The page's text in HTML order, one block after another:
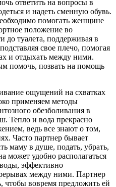
ответить на вопросы в
и надеть сменную обувь.
помогать женщине
положение во
до туалета, поддерживая в
свое плечо, помогая
и отдыхать между ними.
помочь, позвать на помощь
ощущений на схватках
применяем методы
обезболивания в
Тепло и вода прекрасно
ведь все знают о том,
Часто партнер бывает
маму в душе, подать, убрать,
может удобно располагаться
эффективно
между ними. Партнер
чтобы вовремя предложить ей